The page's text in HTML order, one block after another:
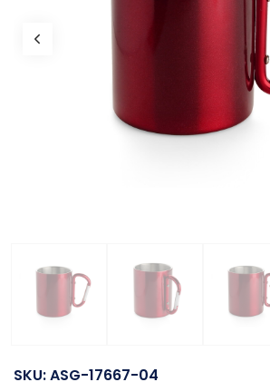
SKU:ASG-17667-04